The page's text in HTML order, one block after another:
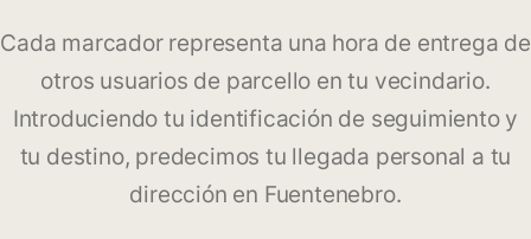
Cada marcador representa una hora de entrega de
otros usuarios de parcello en tu vecindario.
Introduciendo tu identificación de seguimiento y
tu destino, predecimos tu llegada personal a tu
dirección en Fuentenebro.